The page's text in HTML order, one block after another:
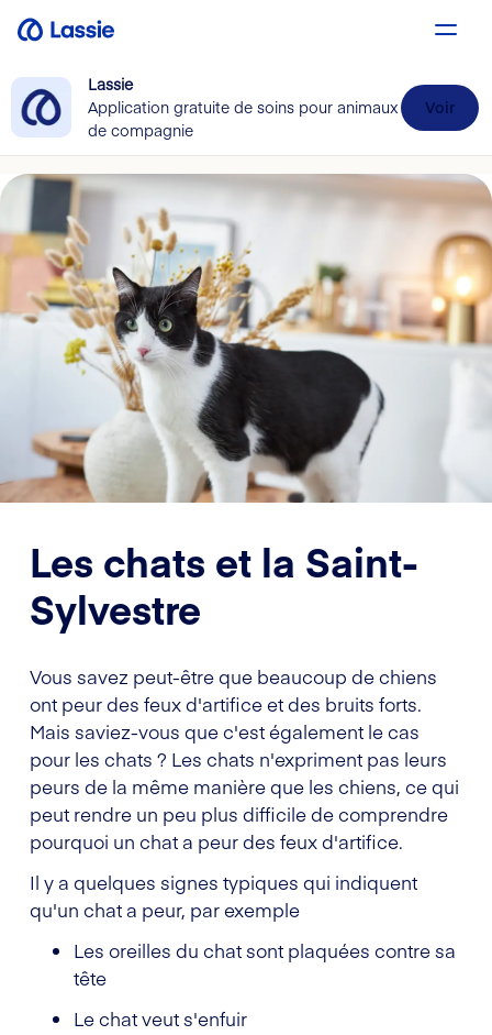
Lassie
Application gratuite de soins pour animaux
de compagnie
Voir
Les chats et la Saint-
Sylvestre
Vous savez peut-être que beaucoup de chiens
ont peur des feux d'artifice et des bruits forts.
Mais saviez-vous que c'est également le cas
pour les chats ? Les chats n'expriment pas leurs
peurs de la même manière que les chiens, ce qui
peut rendre un peu plus difficile de comprendre
pourquoi un chat a peur des feux d'artifice.
Il y a quelques signes typiques qui indiquent
qu'un chat a peur, par exemple
Les oreilles du chat sont plaquées contre sa
tête
Le chat veut s'enfuir